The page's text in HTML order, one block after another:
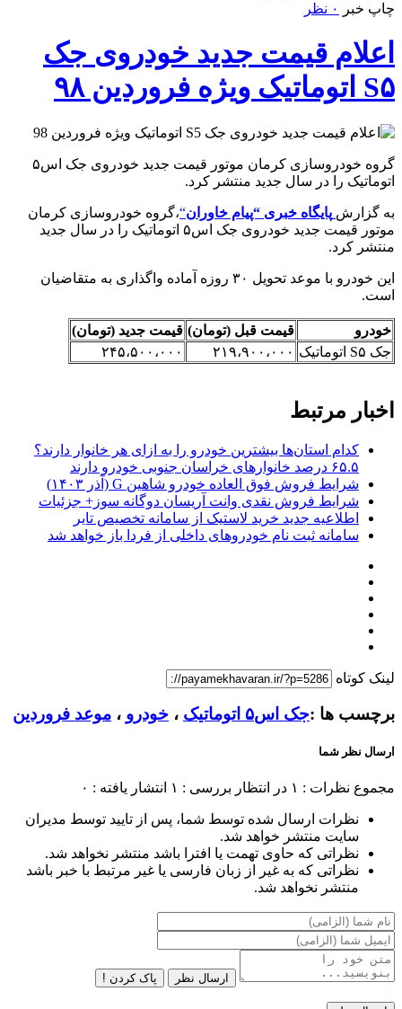
چاپ خبر
۰ نظر
اعلام قیمت جدید خودروی جک
S۵ اتوماتیک ویژه فروردین ۹۸
گروه خودروسازی کرمان موتور قیمت جدید خودروی جک اس۵
اتوماتیک را در سال جدید منتشر کرد.
به گزارش پایگاه خبری “پیام خاوران“،گروه خودروسازی کرمان
موتور قیمت جدید خودروی جک اس۵ اتوماتیک را در سال جدید
منتشر کرد.
این خودرو با موعد تحویل ۳۰ روزه آماده واگذاری به متقاضیان
است.
خودرو قیمت قبل (تومان) قیمت جدید (تومان)
جک S۵ اتوماتیک
۲۱۹،۹۰۰،۰۰۰ ۲۴۵،۵۰۰،۰۰۰
اخبار مرتبط
کدام استان‌ها بیشترین خودرو را به ازای هر خانوار دارند؟
۶۵.۵ درصد خانوارهای خراسان جنوبی خودرو دارند
شرایط فروش فوق العاده خودرو شاهین G (آذر ۱۴۰۳)
شرایط فروش نقدی وانت آریسان دوگانه سوز+ جزئیات
اطلاعیه جدید خرید لاستیک از سامانه تخصیص تایر
سامانه ثبت نام خودروهای داخلی از فردا باز خواهد شد
لینک کوتاه
برچسب ها :جک اس۵ اتوماتیک ، خودرو ، موعد فروردین
ارسال نظر شما
مجموع نظرات : ۱ در انتظار بررسی : ۱ انتشار یافته : ۰
نظرات ارسال شده توسط شما، پس از تایید توسط مدیران
سایت منتشر خواهد شد.
نظراتی که حاوی تهمت یا افترا باشد منتشر نخواهد شد.
نظراتی که به غیر از زبان فارسی یا غیر مرتبط با خبر باشد
منتشر نخواهد شد.
ارسال نظر پاک کردن !